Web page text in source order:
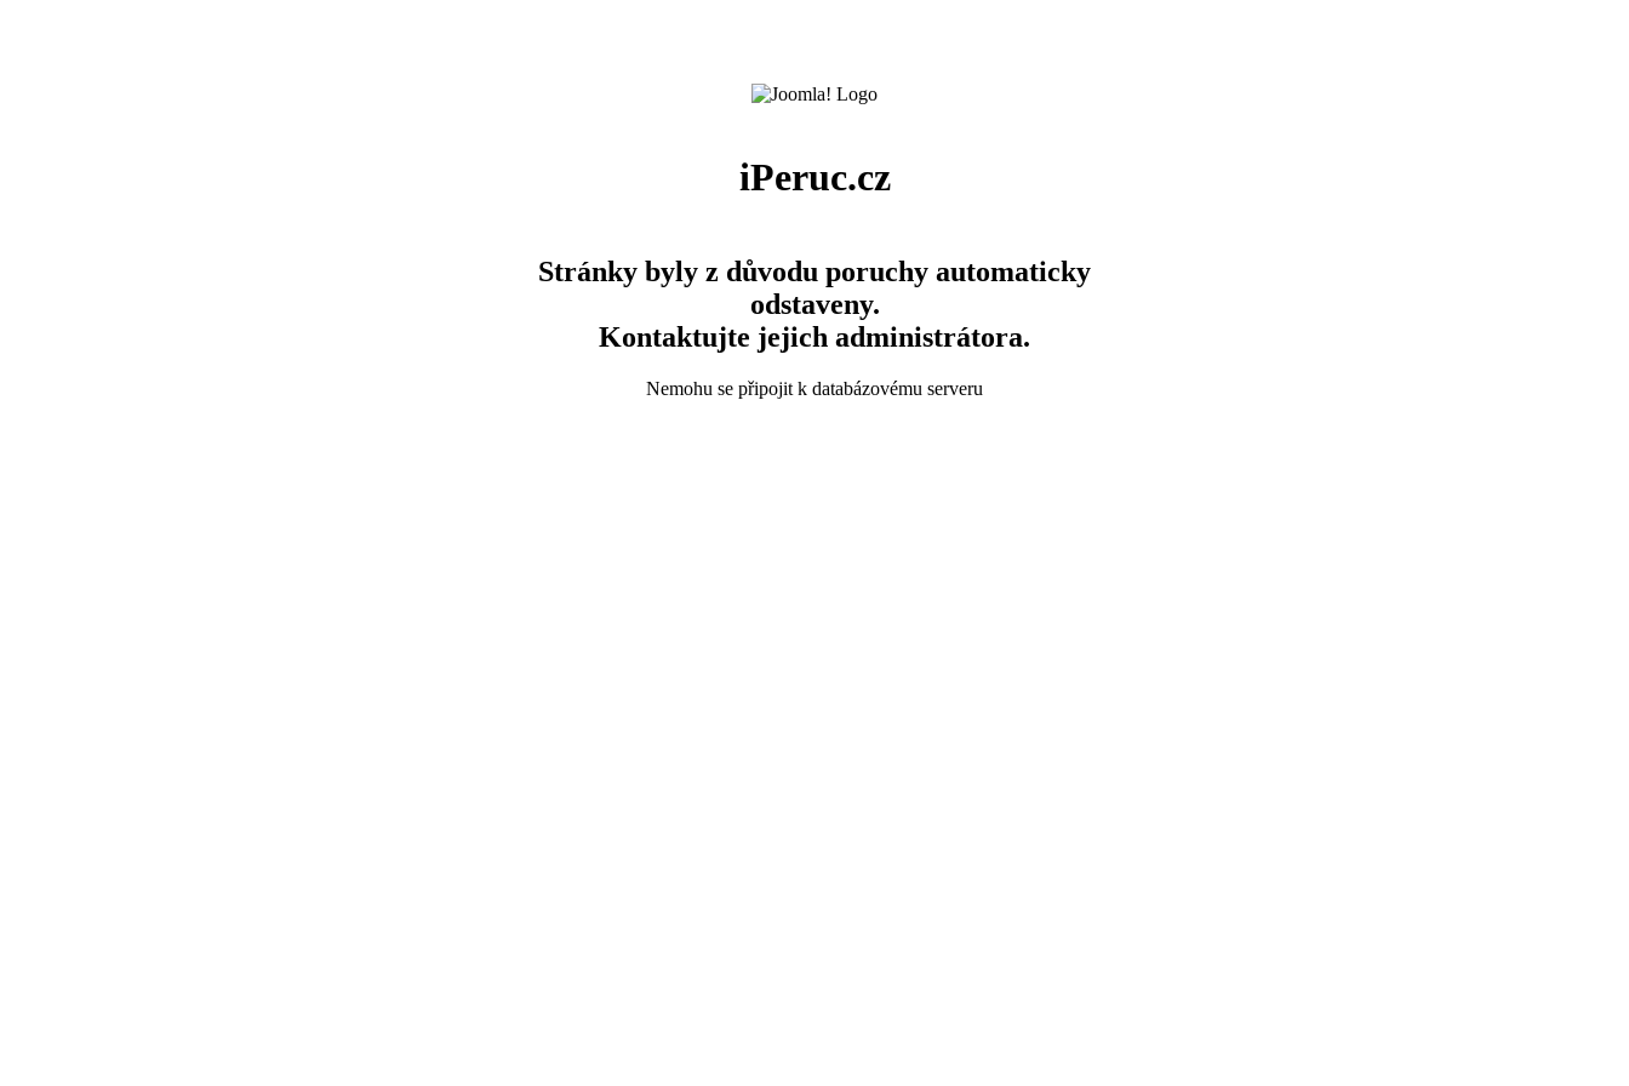
iPeruc.cz
Stránky byly z důvodu poruchy automaticky
odstaveny.
Kontaktujte jejich administrátora.
Nemohu se připojit k databázovému serveru